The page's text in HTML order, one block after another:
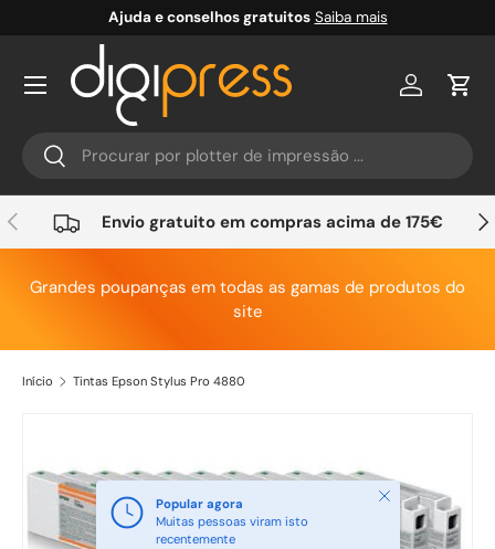
Ir para o conteúdo
Ajuda e conselhos gratuitos Saiba mais
Pesquisar
Pesquisar
Conta
Anterior Envio gratuito em compras acima de 175€
Grandes poupanças em todas as gamas de produtos do
site
Início Tintas Epson Stylus Pro 4880
Popular agora
Muitas pessoas viram isto
recentemente
Fechar